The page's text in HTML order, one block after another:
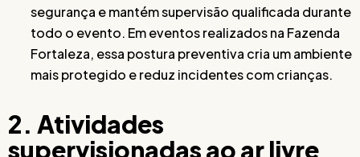
segurança e mantém supervisão qualificada durante
todo o evento. Em eventos realizados na Fazenda
Fortaleza, essa postura preventiva cria um ambiente
mais protegido e reduz incidentes com crianças.
2. Atividades
supervisionadas ao ar livre